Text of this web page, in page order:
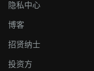
隐私中心
博客
招贤纳士
投资方